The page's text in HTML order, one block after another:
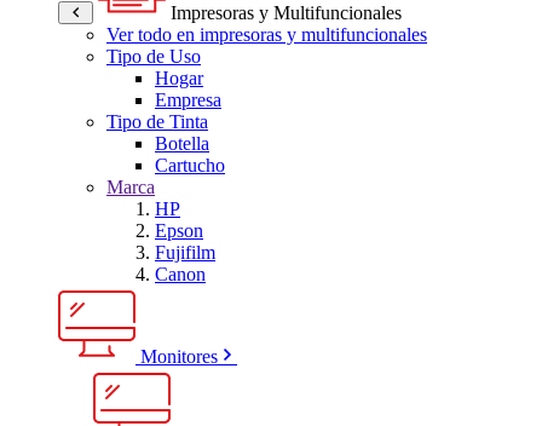
Impresoras y Multifuncionales
Ver todo en impresoras y multifuncionales
Tipo de Uso
Hogar
Empresa
Tipo de Tinta
Botella
Cartucho
Marca
HP
Epson
Fujifilm
Canon
Monitores